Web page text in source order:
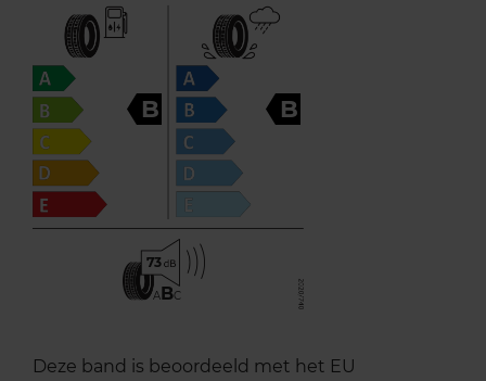
B B
73
ABC
Deze band is beoordeeld met het EU